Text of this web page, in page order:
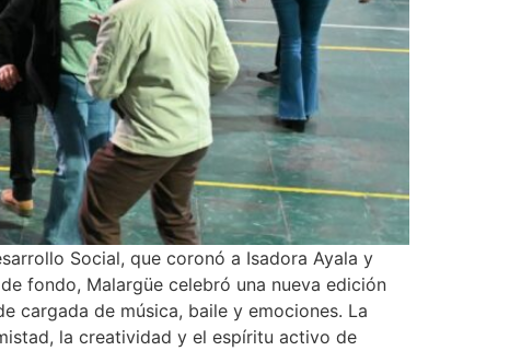
Social, que coronó a Isadora Ayala y
fondo, Malargüe celebró una nueva edición
cargada de música, baile y emociones. La
la creatividad y el espíritu activo de